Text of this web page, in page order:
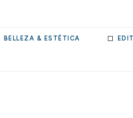
BELLEZA & ESTÉTICA